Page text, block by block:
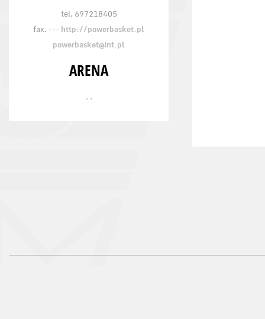
tel. 697218405
fax. --- http://powerbasket.pl
powerbasket@int.pl
ARENA
, ,